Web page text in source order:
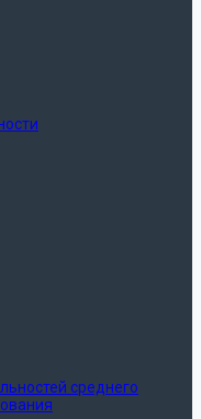
среднего